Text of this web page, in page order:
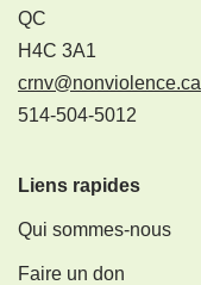
QC
H4C 3A1
crnv@nonviolence.ca
514-504-5012
Liens rapides
Qui sommes-nous
Faire un don